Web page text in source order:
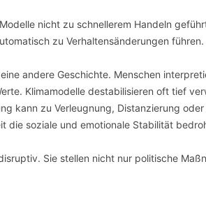
nicht zu schnellerem Handeln
zu Verhaltensänderungen führen.
andere Geschichte. Menschen
Klimamodelle destabilisieren oft tief
kann zu Verleugnung, Distanzierung
die soziale und emotionale Stabilität
Sie stellen nicht nur politische